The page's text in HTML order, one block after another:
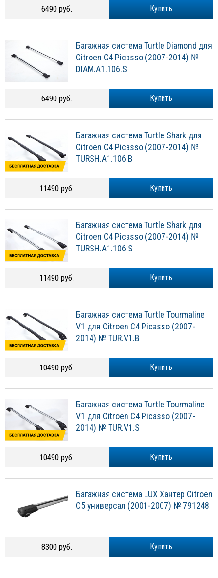
Купить
6490 руб.
Багажная система Turtle Diamond для
Citroen C4 Picasso (2007-2014) №
DIAM.A1.106.S
Купить
6490 руб.
Багажная система Turtle Shark для
Citroen C4 Picasso (2007-2014) №
TURSH.A1.106.B
Купить
11490 руб.
Багажная система Turtle Shark для
Citroen C4 Picasso (2007-2014) №
TURSH.A1.106.S
Купить
11490 руб.
Багажная система Turtle Tourmaline
V1 для Citroen C4 Picasso (2007-
2014) № TUR.V1.B
Купить
10490 руб.
Багажная система Turtle Tourmaline
V1 для Citroen C4 Picasso (2007-
2014) № TUR.V1.S
Купить
10490 руб.
Багажная система LUX Хантер Citroen
C5 универсал (2001-2007) № 791248
Купить
8300 руб.